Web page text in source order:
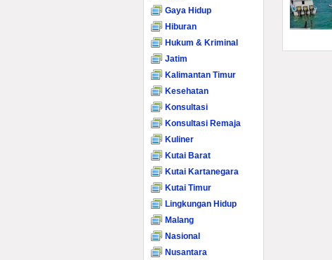
Gaya Hidup
Hiburan
Hukum & Kriminal
Jatim
Kalimantan Timur
Kesehatan
Konsultasi
Konsultasi Remaja
Kuliner
Kutai Barat
Kutai Kartanegara
Kutai Timur
Lingkungan Hidup
Malang
Nasional
Nusantara